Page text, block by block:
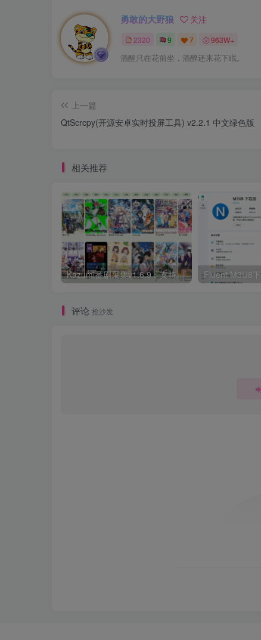
勇敢的大野狼 关注
2320 9 7 963W+
酒醒只在花前坐，酒醉还来花下眠。
上一篇
QtScrcpy(开源安卓实时投屏工具) v2.2.1 中文绿色版
相关推荐
Kazumi番剧采集v1.6.9：支持自定义规则+在线观看+弹幕，跨平台下载 Fluent M3U8
评论 抢沙发